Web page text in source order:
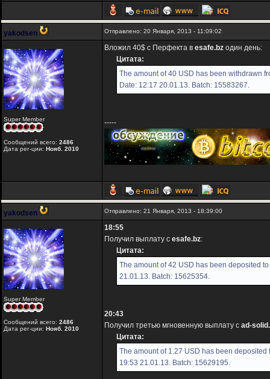
yakodsen Отправлено: 20 Января, 2013 - 11:09:02
Super Member
Сообщений всего: 2486
Дата рег-ции: Нояб. 2010
Вложил 40$ с Перфекта в esafe.bz один день:
Цитата:
The amount of 40 USD has been withdrawn
Date: 12:17 20.01.13. Batch: 15583267.
-----
yakodsen Отправлено: 21 Января, 2013 - 18:39:00
Super Member
Сообщений всего: 2486
Дата рег-ции: Нояб. 2010
18:55
Получил выплату с esafe.bz:
Цитата:
The amount of 42 USD has been deposited
21.01.13. Batch: 15625354.
20:43
Получил третью мгновенную выплату с ad-
Цитата:
The amount of 1.27 USD has been
19:53 21.01.13. Batch: 15629195.